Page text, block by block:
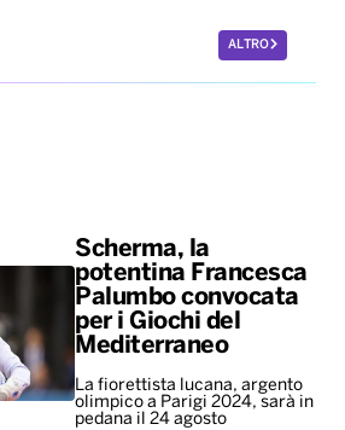
ALTRO
Scherma, la
potentina Francesca
Palumbo convocata
per i Giochi del
Mediterraneo
La fiorettista lucana, argento
olimpico a Parigi 2024, sarà in
pedana il 24 agosto